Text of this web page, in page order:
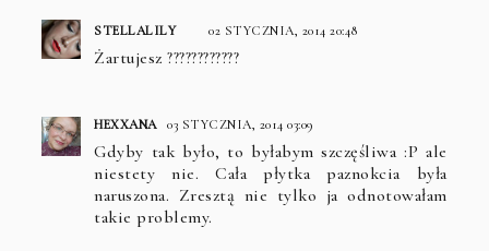
STELLALILY 02 STYCZNIA, 2014 20:48
Żartujesz ????????????
HEXXANA 03 STYCZNIA, 2014 03:09
Gdyby tak było, to byłabym szczęśliwa :P ale
niestety nie. Cała płytka paznokcia była
naruszona. Zresztą nie tylko ja odnotowałam
takie problemy.